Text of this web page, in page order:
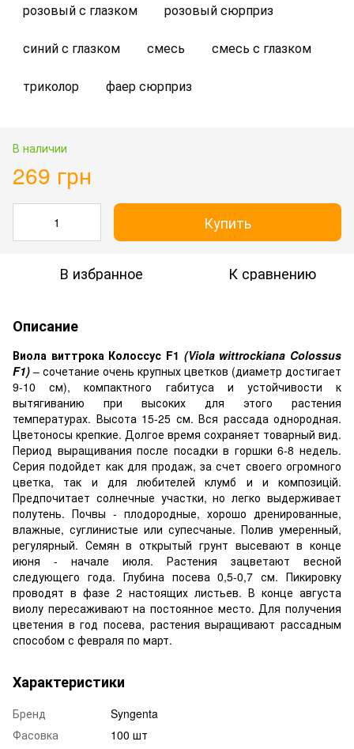
розовый с глазком розовый сюрприз
синий с глазком смесь смесь с глазком
триколор фаер сюрприз
В наличии
269 грн
Купить
В избранное К сравнению
Описание
Виола виттрока Колоссус F1 (Viola wittrockiana Colossus
F1) – сочетание очень крупных цветков (диаметр достигает
9-10 см), компактного габитуса и устойчивости к
вытягиванию при высоких для этого растения
температурах. Высота 15-25 см. Вся рассада однородная.
Цветоносы крепкие. Долгое время сохраняет товарный вид.
Период выращивания после посадки в горшки 6-8 недель.
Серия подойдет как для продаж, за счет своего огромного
цветка, так и для любителей клумб и и композицій.
Предпочитает солнечные участки, но легко выдерживает
полутень. Почвы - плодородные, хорошо дренированные,
влажные, суглинистые или супесчаные. Полив умеренный,
регулярный. Семян в открытый грунт высевают в конце
июня - начале июля. Растения зацветают весной
следующего года. Глубина посева 0,5-0,7 см. Пикировку
проводят в фазе 2 настоящих листьев. В конце августа
виолу пересаживают на постоянное место. Для получения
цветения в год посева, растения выращивают рассадным
способом с февраля по март.
Характеристики
Бренд
Syngenta
Фасовка
100 шт